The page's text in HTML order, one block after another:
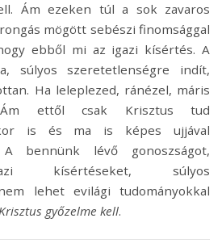
Ám ezeken túl a sok zavaros
mögött sebészi finomsággal
ebből mi az igazi kísértés. A
súlyos szeretetlenségre indít,
Ha leleplezed, ránézel, máris
ettől csak Krisztus tud
is és ma is képes ujjával
bennünk lévő gonoszságot,
kísértéseket, súlyos
lehet evilági tudományokkal
győzelme kell.